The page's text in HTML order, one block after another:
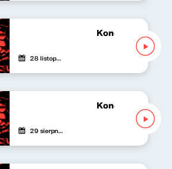
Koncert w Holu
28 listopada 2025
Koncert w Holu
29 sierpnia 2025